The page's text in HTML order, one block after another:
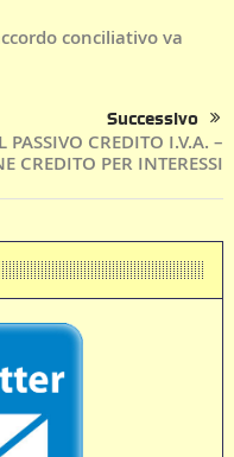
conciliativo va
Successivo
CREDITO I.V.A. –
CREDITO PER INTERESSI